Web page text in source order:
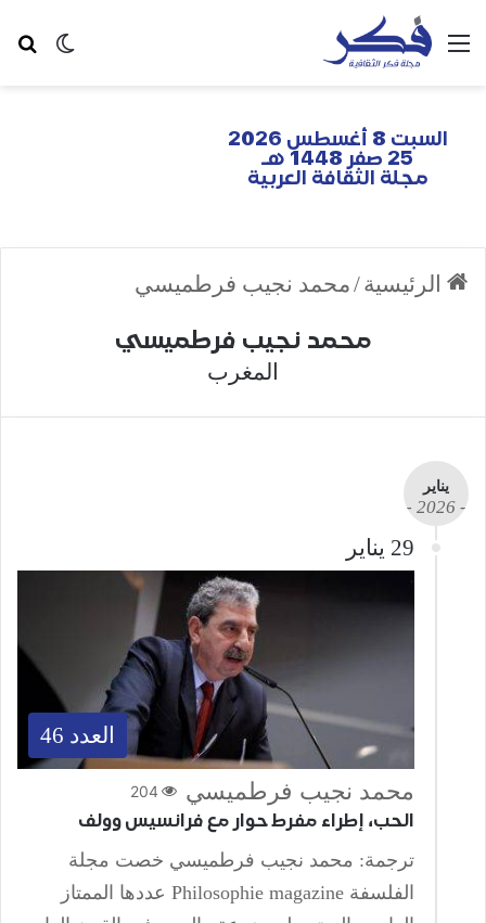
السبت 8 أغسطس 2026
25 صفر 1448 هـ
مجلة الثقافة العربية
الرئيسية/محمد نجيب فرطميسي
محمد نجيب فرطميسي
المغرب
يناير
- 2026 -
29 يناير
العدد 46
محمد نجيب فرطميسي 204
الحب، إطراء مفرط حوار مع فرانسيس وولف
ترجمة: محمد نجيب فرطميسي خصت مجلة
الفلسفة Philosophie magazine عددها الممتاز